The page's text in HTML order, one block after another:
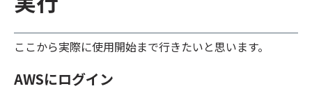
ここから実際に使用開始まで行きたいと思います。
AWSにログイン